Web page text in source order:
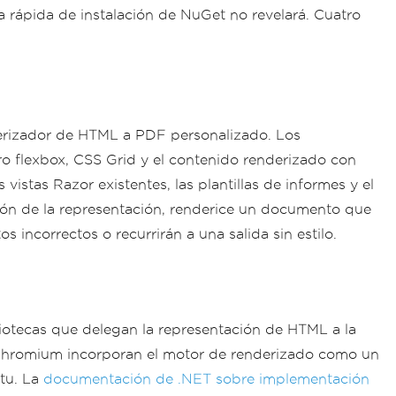
de instalación de NuGet no revelará. Cuatro
de HTML a PDF personalizado. Los
flexbox, CSS Grid y el contenido renderizado con
Razor existentes, las plantillas de informes y el
de la representación, renderice un documento que
incorrectos o recurrirán a una salida sin estilo.
que delegan la representación de HTML a la
incorporan el motor de renderizado como un
La documentación de .NET sobre implementación